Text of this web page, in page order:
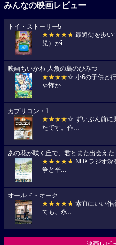
みんなの映画レビュー
トイ・ストーリー5
★★★★★ 最近街を歩い
児）がi...
映画ちいかわ 人魚の島のひみつ
★★★★☆ 小6の子供と
ゃ怖か...
カプリコン・1
★★★★☆ ずいぶん前に
たです。作...
あの花が咲く丘で、君とまた出会えた
★★★★★ NHKラジオ
争と平...
オールド・オーク
★★★★★ 素直にいい作
ても、永...